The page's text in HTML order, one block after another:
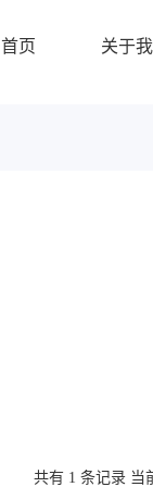
首页 关于我
共有 1 条记录 当